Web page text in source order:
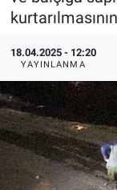
18.04.2025 - 12:20
YAYINLANMA
Sağlık
Alış-Veriş/
Ekonomi
Kültür Sanat
Politika
Bilecik
Kütahya
Haber